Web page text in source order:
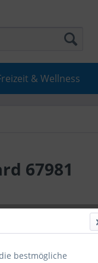
& Wellness
67981
bestmögliche